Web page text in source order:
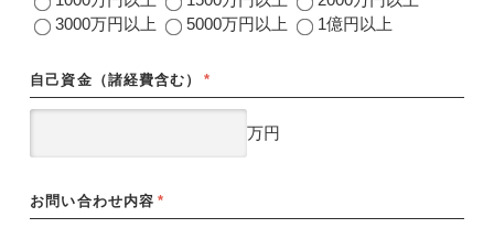
3000万円以上
5000万円以上 1億円以上
自己資金（諸経費含む） *
万円
お問い合わせ内容 *